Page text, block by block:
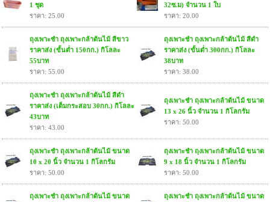
1 ชุด
ราคา: 25.00
32ซ.ม) จำนวน 1 ใบ
ราคา: 20.00
ถุงเพาะชำ ถุงเพาะกล้าต้นไม้ สีขาว
ราคาส่ง (ขั้นต่ำ 150กก.) กิโลละ
55บาท
ราคา: 55.00
ถุงเพาะชำ ถุงเพาะกล้าต้นไม้ สีดำ
ราคาส่ง (ขั้นต่ำ 300กก.) กิโลละ
38บาท
ราคา: 38.00
ถุงเพาะชำ ถุงเพาะกล้าต้นไม้ สีดำ
ราคาส่ง (เต็มกระสอบ 30กก.) กิโลละ
43บาท
ราคา: 43.00
ถุงเพาะชำ ถุงเพาะกล้าต้นไม้ ขนาด
13 x 26 นิ้ว จำนวน 1 กิโลกรัม
ราคา: 50.00
ถุงเพาะชำ ถุงเพาะกล้าต้นไม้ ขนาด
10 x 20 นิ้ว จำนวน 1 กิโลกรัม
ราคา: 50.00
ถุงเพาะชำ ถุงเพาะกล้าต้นไม้ ขนาด
9 x 18 นิ้ว จำนวน 1 กิโลกรัม
ราคา: 50.00
ถุงเพาะชำ ถุงเพาะกล้าต้นไม้ ขนาด
ถุงเพาะชำ ถุงเพาะกล้าต้นไม้ ขนาด